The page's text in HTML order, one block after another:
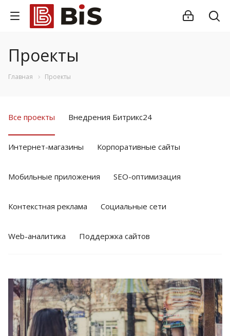
Проекты
Главная Проекты
Все проекты Внедрения Битрикс24
Интернет-магазины Корпоративные сайты
Мобильные приложения SEO-оптимизация
Контекстная реклама Социальные сети
Web-аналитика Поддержка сайтов